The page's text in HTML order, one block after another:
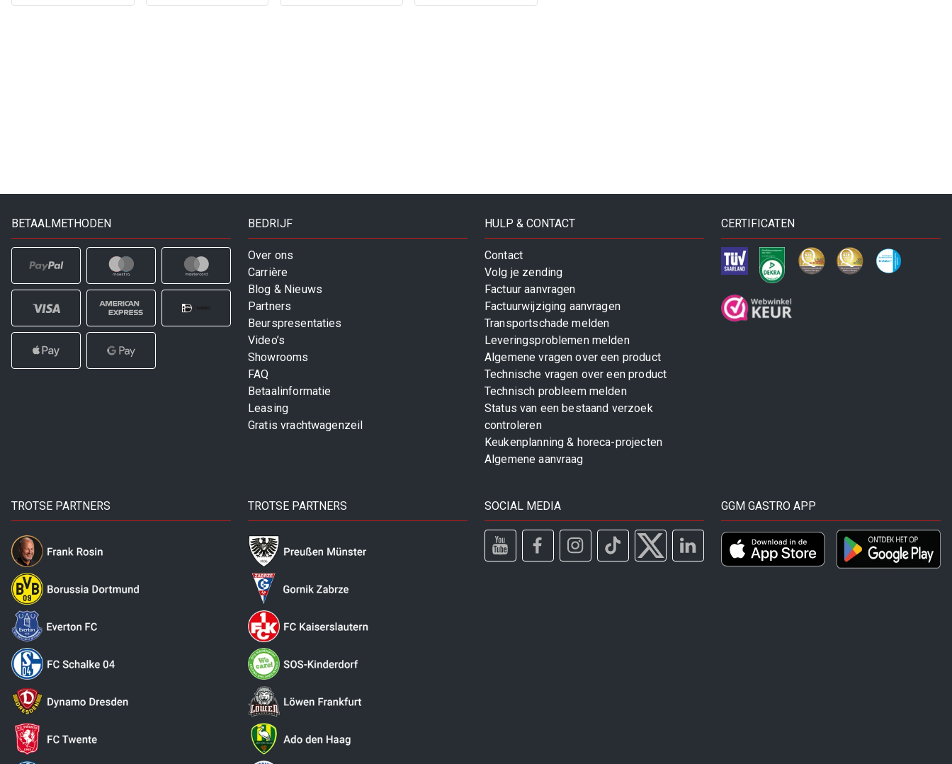
BETAALMETHODEN BEDRIJF
Over ons
Carrière
Blog & Nieuws
Partners
Beurspresentaties
Video’s
Showrooms
FAQ
Betaalinformatie
Leasing
Gratis vrachtwagenzeil
HULP & CONTACT
Contact
Volg je zending
Factuur aanvragen
Factuurwijziging aanvragen
Transportschade melden
Leveringsproblemen melden
Algemene vragen over een product
Technische vragen over een product
Technisch probleem melden
Status van een bestaand verzoek
controleren
Keukenplanning & horeca-projecten
Algemene aanvraag
CERTIFICATEN
TROTSE PARTNERS TROTSE PARTNERS SOCIAL MEDIA GGM GASTRO APP